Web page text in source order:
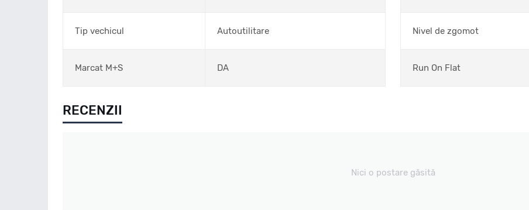
Tip vechicul Autoutilitare
Marcat M+S DA
Nivel de zgomot
Run On Flat
RECENZII
Nici o postare găsită